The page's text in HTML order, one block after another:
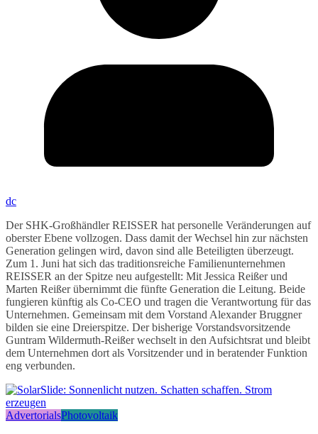
dc
Der SHK-Großhändler REISSER hat personelle Veränderungen auf
oberster Ebene vollzogen. Dass damit der Wechsel hin zur nächsten
Generation gelingen wird, davon sind alle Beteiligten überzeugt.
Zum 1. Juni hat sich das traditionsreiche Familienunternehmen
REISSER an der Spitze neu aufgestellt: Mit Jessica Reißer und
Marten Reißer übernimmt die fünfte Generation die Leitung. Beide
fungieren künftig als Co-CEO und tragen die Verantwortung für das
Unternehmen. Gemeinsam mit dem Vorstand Alexander Bruggner
bilden sie eine Dreierspitze. Der bisherige Vorstandsvorsitzende
Guntram Wildermuth-Reißer wechselt in den Aufsichtsrat und bleibt
dem Unternehmen dort als Vorsitzender und in beratender Funktion
eng verbunden.
AdvertorialsPhotovoltaik